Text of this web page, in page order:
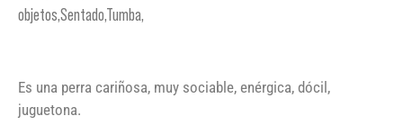
objetos,Sentado,Tumba,
Es una perra cariñosa, muy sociable, enérgica, dócil,
juguetona.